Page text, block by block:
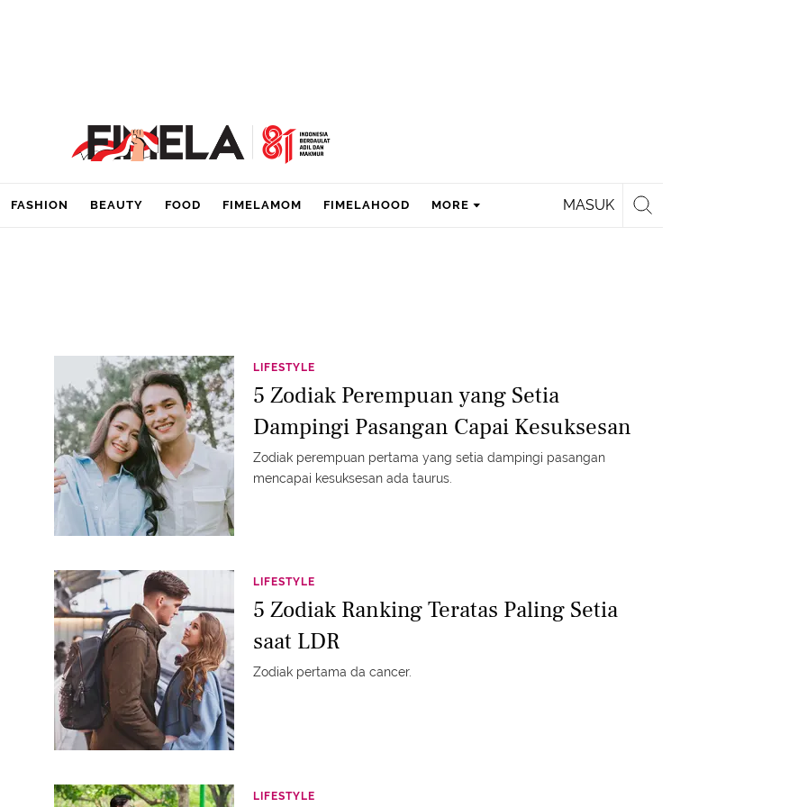
MASUK
FASHION BEAUTY FOOD FIMELAMOM FIMELAHOOD MORE
LIFESTYLE
5 Zodiak Perempuan yang Setia
Dampingi Pasangan Capai Kesuksesan
Zodiak perempuan pertama yang setia dampingi pasangan
mencapai kesuksesan ada taurus.
LIFESTYLE
5 Zodiak Ranking Teratas Paling Setia
saat LDR
Zodiak pertama da cancer.
LIFESTYLE